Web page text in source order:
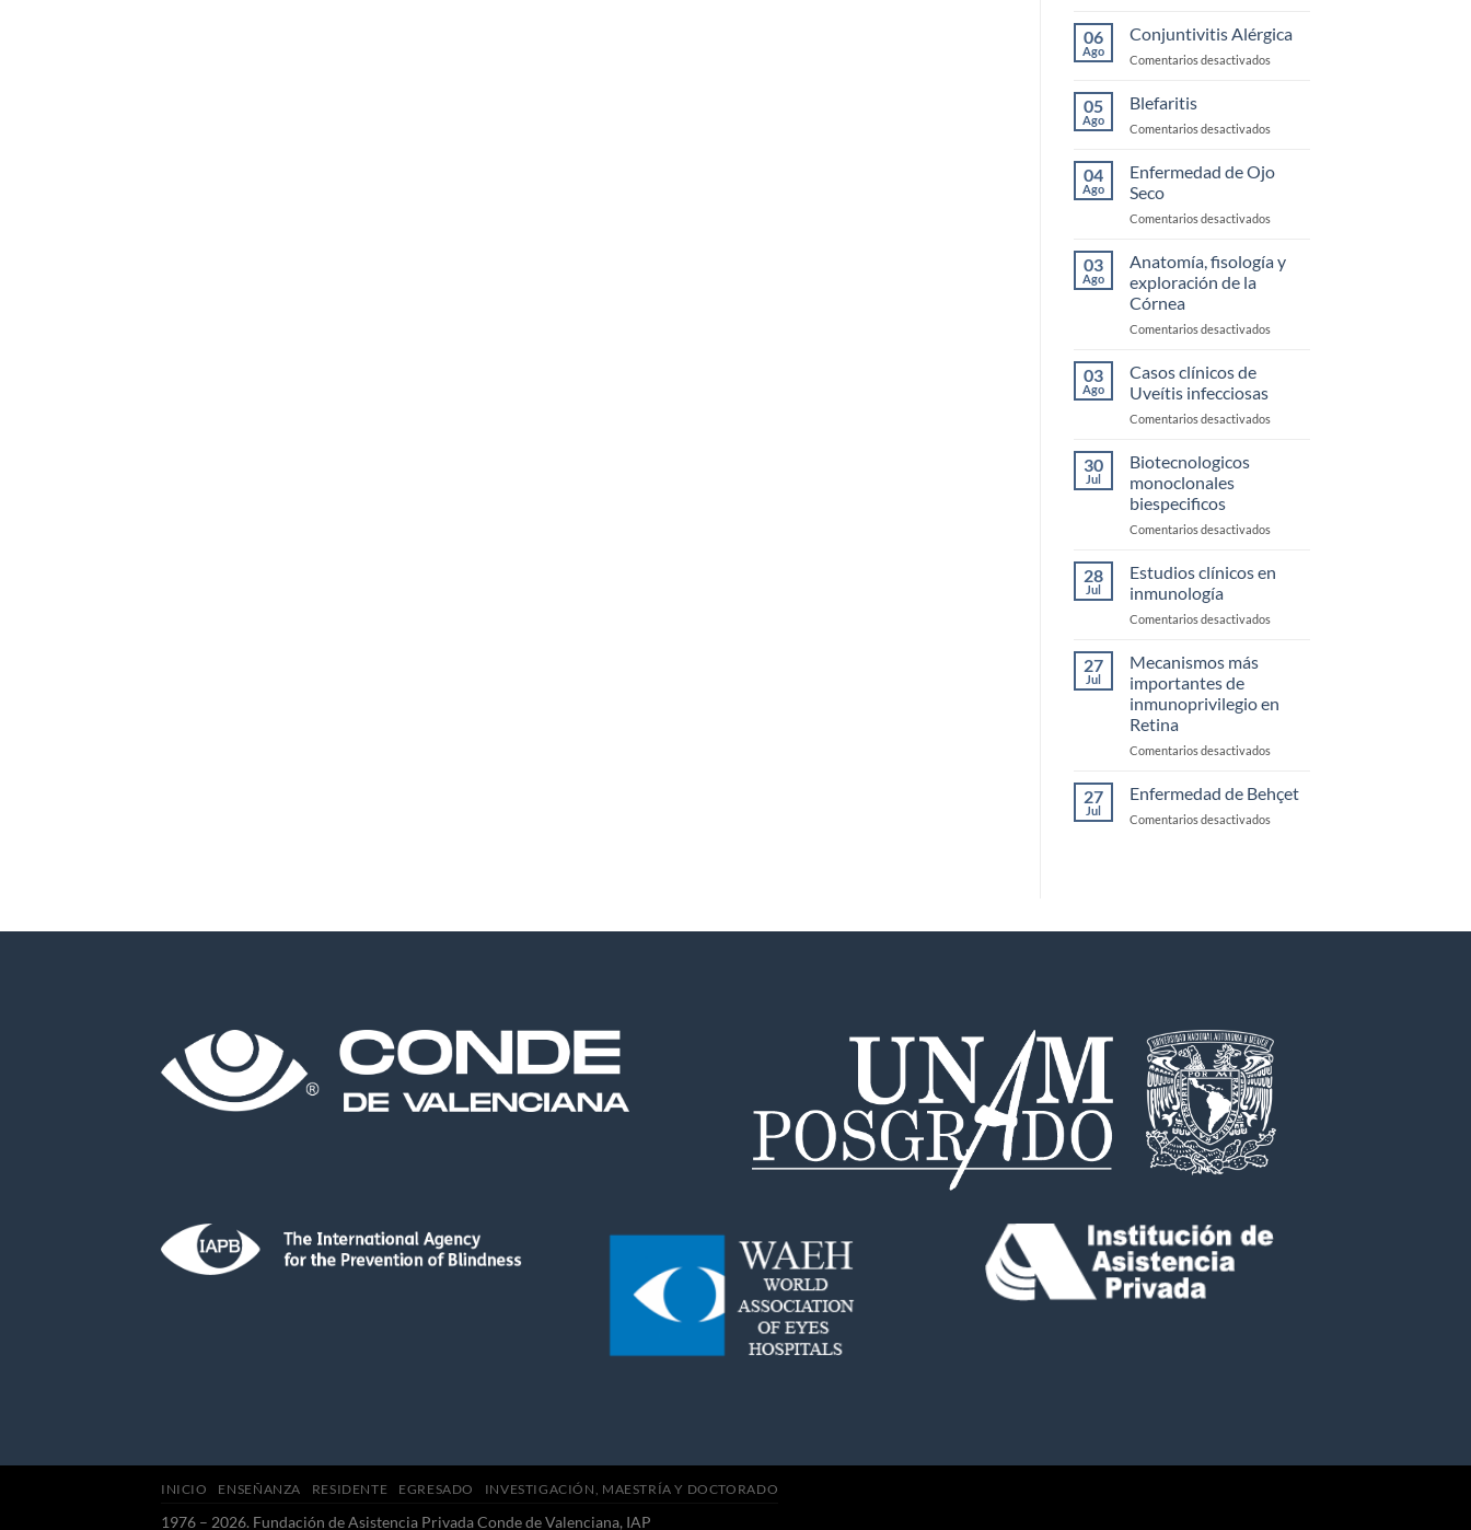
Corneales
y
Trauma
06
Ago
Conjuntivitis Alérgica
Comentarios desactivadosen
05
Ago
Blefaritis
Comentarios desactivadosen
04
Ago
Enfermedad de Ojo
Seco
Comentarios desactivadosen
Ojo
03
Ago
Anatomía, fisología y
exploración de la
Córnea
Comentarios desactivadosen
de
03
Ago
Casos clínicos de
Uveítis infecciosas
Comentarios desactivadosen
30
Jul
Biotecnologicos
monoclonales
biespecificos
Comentarios desactivadosen
28
Jul
Estudios clínicos en
inmunología
Comentarios desactivadosen
27
Jul
Mecanismos más
importantes de
inmunoprivilegio en
Retina
Comentarios desactivadosen
más
importantes
de
27
Jul
Enfermedad de Behçet
Comentarios desactivadosen
INICIO ENSEÑANZA RESIDENTE EGRESADO INVESTIGACIÓN, MAESTRÍA Y DOCTORADO
1976 – 2026. Fundación de Asistencia Privada Conde de Valenciana, IAP